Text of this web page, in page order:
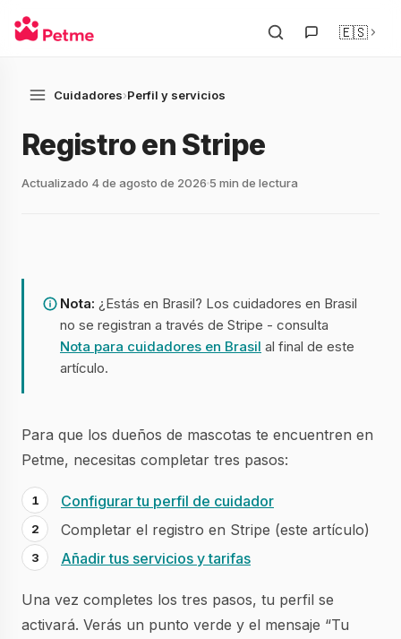
🇪🇸
Cuidadores›Perfil y servicios
Registro en Stripe
Actualizado 4 de agosto de 2026 5 min de lectura
Nota: ¿Estás en Brasil? Los cuidadores en Brasil
no se registran a través de Stripe - consulta
Nota para cuidadores en Brasil al final de este
artículo.
Para que los dueños de mascotas te encuentren en
Petme, necesitas completar tres pasos:
Configurar tu perfil de cuidador
Completar el registro en Stripe (este artículo)
Añadir tus servicios y tarifas
Una vez completes los tres pasos, tu perfil se
activará. Verás un punto verde y el mensaje “Tu